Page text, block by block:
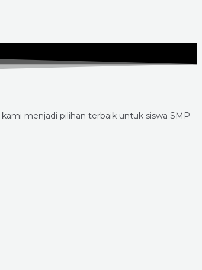
menjadi pilihan terbaik untuk siswa SMP